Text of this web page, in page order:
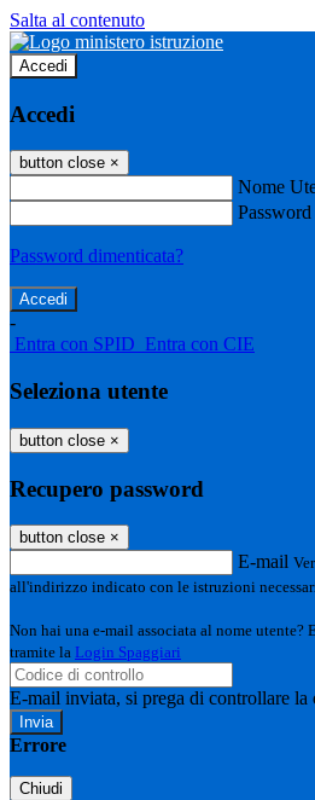
Salta al contenuto
Accedi
Accedi
button close ×
Nome
Password
Password dimenticata?
-
Entra con SPID Entra con CIE
Seleziona utente
button close ×
Recupero password
button close ×
E-mail
all'indirizzo indicato con le istruzioni
Non hai una e-mail associata al nome utente?
tramite la Login Spaggiari
E-mail inviata, si prega di controllare la
Errore
Chiudi